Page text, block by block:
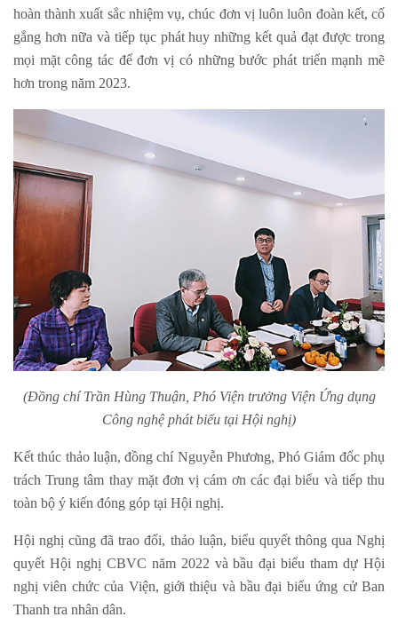
hoàn thành xuất sắc nhiệm vụ, chúc đơn vị luôn luôn đoàn kết, cố
gắng hơn nữa và tiếp tục phát huy những kết quả đạt được trong
mọi mặt công tác để đơn vị có những bước phát triển mạnh mẽ
hơn trong năm 2023.
(Đồng chí Trần Hùng Thuận, Phó Viện trưởng Viện Ứng dụng
Công nghệ phát biểu tại Hội nghị)
Kết thúc thảo luận, đồng chí Nguyễn Phương, Phó Giám đốc phụ
trách Trung tâm thay mặt đơn vị cám ơn các đại biểu và tiếp thu
toàn bộ ý kiến đóng góp tại Hội nghị.
Hội nghị cũng đã trao đổi, thảo luận, biểu quyết thông qua Nghị
quyết Hội nghị CBVC năm 2022 và bầu đại biểu tham dự Hội
nghị viên chức của Viện, giới thiệu và bầu đại biểu ứng cử Ban
Thanh tra nhân dân.